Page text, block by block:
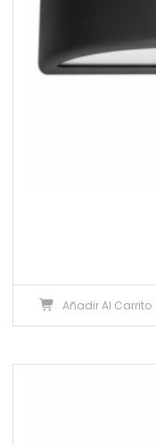
Añadir Al Carrito